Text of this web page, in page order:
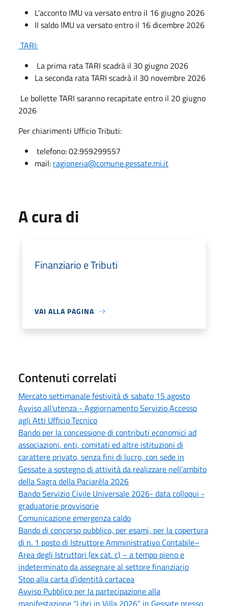
L'acconto IMU va versato entro il 16 giugno 2026
Il saldo IMU va versato entro il 16 dicembre 2026
TARI:
La prima rata TARI scadrà il 30 giugno 2026
La seconda rata TARI scadrà il 30 novembre 2026
Le bollette TARI saranno recapitate entro il 20 giugno
2026
Per chiarimenti Ufficio Tributi:
telefono: 02.959299557
mail: ragioneria@comune.gessate.mi.it
A cura di
Finanziario e Tributi
VAI ALLA PAGINA
Contenuti correlati
Mercato settimanale festività di sabato 15 agosto
Avviso all'utenza - Aggiornamento Servizio Accesso
agli Atti Ufficio Tecnico
Bando per la concessione di contributi economici ad
associazioni, enti, comitati ed altre istituzioni di
carattere privato, senza fini di lucro, con sede in
Gessate a sostegno di attività da realizzare nell’ambito
della Sagra della Paciarèla 2026
Bando Servizio Civile Universale 2026- data colloqui -
graduatorie provvisorie
Comunicazione emergenza caldo
Bando di concorso pubblico, per esami, per la copertura
di n. 1 posto di Istruttore Amministrativo Contabile–
Area degli Istruttori (ex cat. c) – a tempo pieno e
indeterminato da assegnare al settore finanziario
Stop alla carta d'identità cartacea
Avviso Pubblico per la partecipazione alla
manifestazione “Libri in Villa 2026” in Gessate presso